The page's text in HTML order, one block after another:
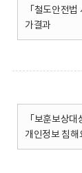
「철도안전
가결과
「보훈보상
개인정보 침